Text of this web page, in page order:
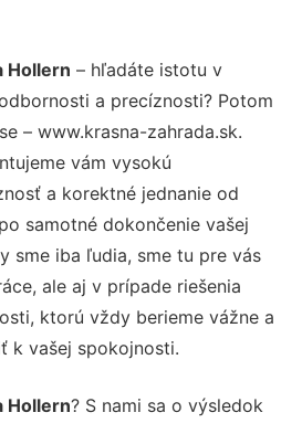
Hollern – hľadáte istotu v
a precíznosti? Potom
– www.krasna-zahrada.sk.
vám vysokú
a korektné jednanie od
samotné dokončenie vašej
sme iba ľudia, sme tu pre vás
ale aj v prípade riešenia
ktorú vždy berieme vážne a
k vašej spokojnosti.
Hollern? S nami sa o výsledok